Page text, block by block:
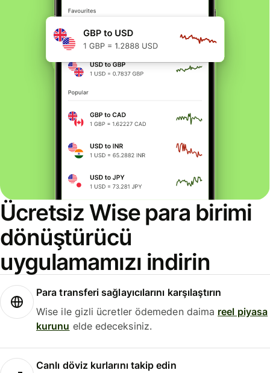
Ücretsiz Wise para birimi
dönüştürücü
uygulamamızı indirin
Para transferi sağlayıcılarını karşılaştırın
Wise ile gizli ücretler ödemeden daima reel piyasa
kurunu elde edeceksiniz.
Canlı döviz kurlarını takip edin